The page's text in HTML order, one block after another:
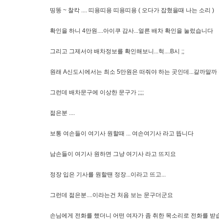
띵똥 ~ 찰칵 .... 띠용띠용 띠용띠용 ( 오다가 잡혔을때 나는 소리 )
확인을 하니 4만원....아이쿠 감사...얼른 배차 확인을 눌렀습니다
그리고 그제서야 배차정보를 확인해보니...헉....B시 ;;
원래 A신도시에서는 최소 5만원은 떠줘야 하는 곳인데...갈까말까
그런데 배차문구에 이상한 문구가 ;;;;
젊은분 ....
보통 여손들이 여기사 원할때 ... 여손여기사 라고 뜹니다
남손들이 여기사 원하면 그냥 여기사 라고 뜨지요
정장 입은 기사를 원할땐 정장...이라고 뜨고...
그런데 젊은분....이라는건 처음 보는 문구더군요
손님에게 전화를 했더니 어떤 여자가 좀 취한 목소리로 전화를 받